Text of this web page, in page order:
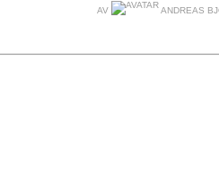
AV ANDREAS